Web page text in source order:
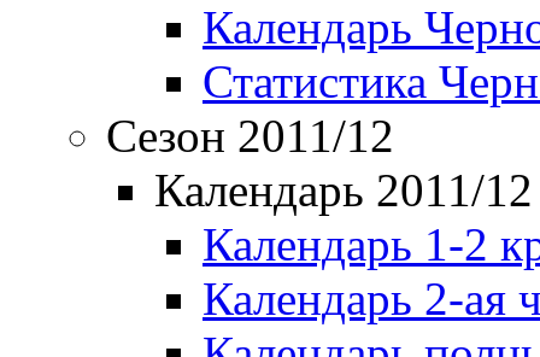
Календарь
Статистика
Сезон 2011/12
Календарь 2011/12
Календарь 1-2
Календарь 2-ая